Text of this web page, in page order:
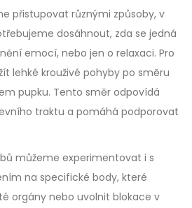
přistupovat různými způsoby, v
dosáhnout, zda se jedná
emocí, nebo jen o relaxaci. Pro
lehké krouživé pohyby po směru
pupku. Tento směr odpovídá
traktu a pomáhá podporovat
můžeme experimentovat i s
na specifické body, které
orgány nebo uvolnit blokace v